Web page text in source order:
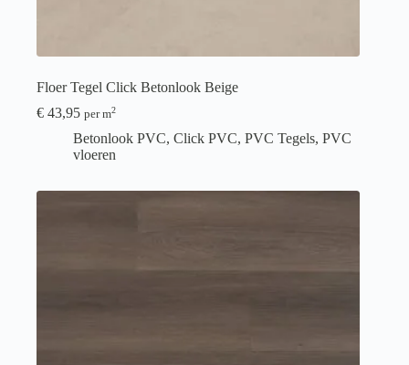
Floer Tegel Click Betonlook Beige
€ 43,95 per m2
Betonlook PVC, Click PVC, PVC Tegels, PVC
vloeren